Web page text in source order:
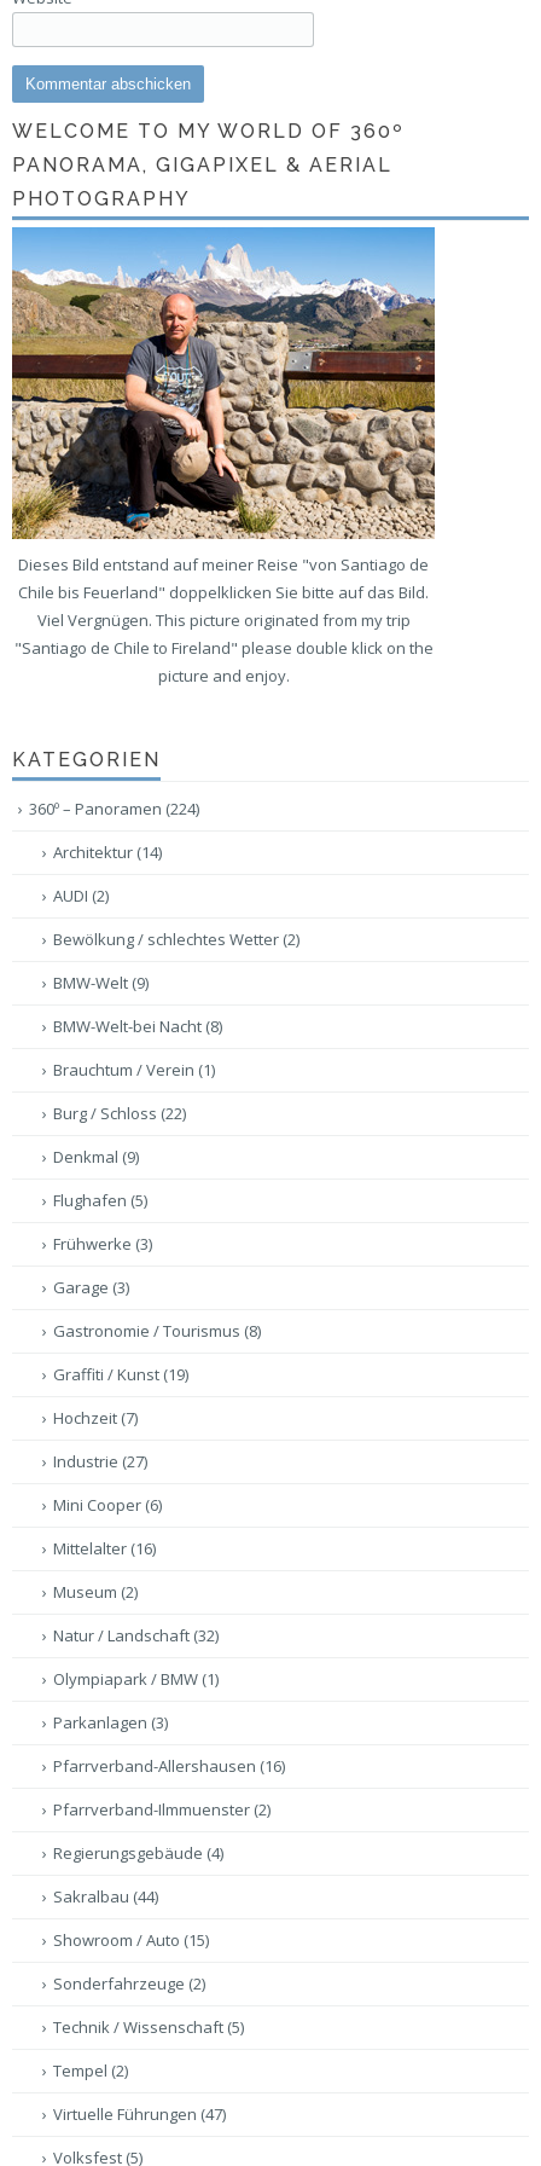
WELCOME TO MY WORLD OF 360º
PANORAMA, GIGAPIXEL & AERIAL
PHOTOGRAPHY
Dieses Bild entstand auf meiner Reise "von Santiago de
Chile bis Feuerland" doppelklicken Sie bitte auf das Bild.
Viel Vergnügen. This picture originated from my trip
"Santiago de Chile to Fireland" please double klick on the
picture and enjoy.
KATEGORIEN
360º – Panoramen (224)
Architektur (14)
AUDI (2)
Bewölkung / schlechtes Wetter (2)
BMW-Welt (9)
BMW-Welt-bei Nacht (8)
Brauchtum / Verein (1)
Burg / Schloss (22)
Denkmal (9)
Flughafen (5)
Frühwerke (3)
Garage (3)
Gastronomie / Tourismus (8)
Graffiti / Kunst (19)
Hochzeit (7)
Industrie (27)
Mini Cooper (6)
Mittelalter (16)
Museum (2)
Natur / Landschaft (32)
Olympiapark / BMW (1)
Parkanlagen (3)
Pfarrverband-Allershausen (16)
Pfarrverband-Ilmmuenster (2)
Regierungsgebäude (4)
Sakralbau (44)
Showroom / Auto (15)
Sonderfahrzeuge (2)
Technik / Wissenschaft (5)
Tempel (2)
Virtuelle Führungen (47)
Volksfest (5)